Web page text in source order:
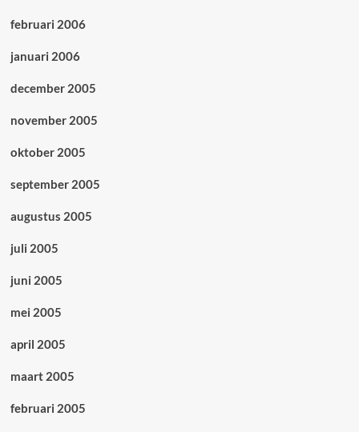
februari 2006
januari 2006
december 2005
november 2005
oktober 2005
september 2005
augustus 2005
juli 2005
juni 2005
mei 2005
april 2005
maart 2005
februari 2005